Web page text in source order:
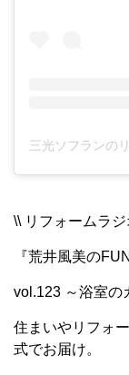
\\ リフォームラジ
『荒井風美の
vol.123 ～浴室
住まいやリフォ
式でお届け。